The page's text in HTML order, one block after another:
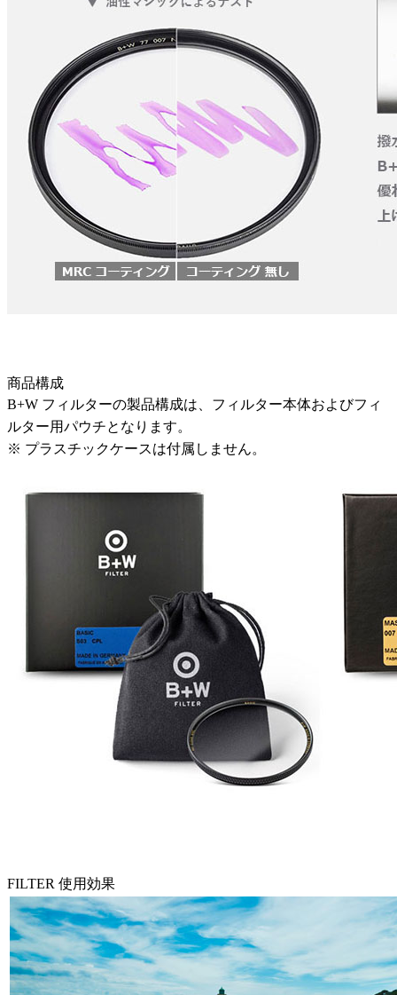
商品構成
B+W フィルターの製品構成は、フィルター本体およびフィ
ルター用パウチとなります。
※ プラスチックケースは付属しません。
FILTER 使用効果